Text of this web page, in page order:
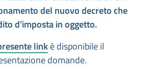
del nuovo decreto che
d’imposta in oggetto.
linkè disponibile il
domande.